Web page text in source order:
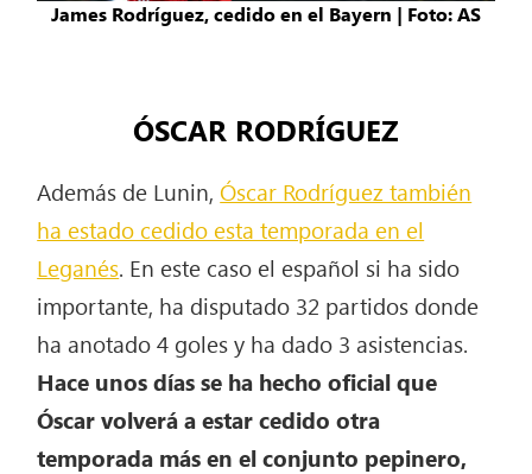
James Rodríguez, cedido en el Bayern | Foto: AS
ÓSCAR RODRÍGUEZ
Además de Lunin,Óscar Rodríguez también
ha estado cedido esta temporada en el
Leganés. En este caso el español si ha sido
importante, ha disputado 32 partidos donde
ha anotado 4 goles y ha dado 3 asistencias.
Hace unos días se ha hecho oficial que
Óscar volverá a estar cedido otra
temporada más en el conjunto pepinero,